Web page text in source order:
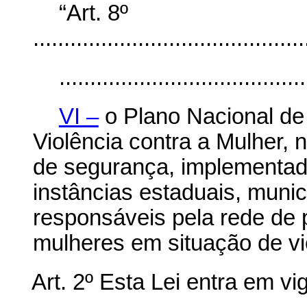
“Art. 8º
VI –o Plano Nacional
Violência contra a Mulher,
de segurança,
instâncias estaduais,
responsáveis pela rede de
mulheres em situação de
Art. 2º Esta Lei entra em